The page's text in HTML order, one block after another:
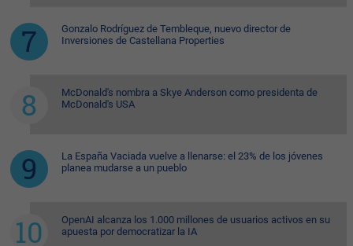
Gonzalo Rodríguez de Tembleque, nuevo director de
Inversiones de Castellana Properties
McDonald's nombra a Skye Anderson como presidenta de
McDonald's USA
La España Vaciada vuelve a llenarse: el 23% de los jóvenes
planea mudarse a un pueblo
OpenAI alcanza los 1.000 millones de usuarios activos en su
apuesta por democratizar la IA